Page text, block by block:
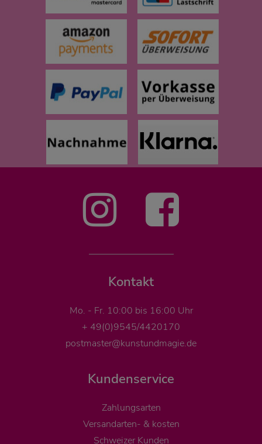
Kontakt
Mo. - Fr. 10:00 bis 16:00 Uhr
+ 49(0)9545/4420170
postmaster@kunstundmagie.de
Kundenservice
Zahlungsarten
Versandarten- & kosten
Schweizer Kunden